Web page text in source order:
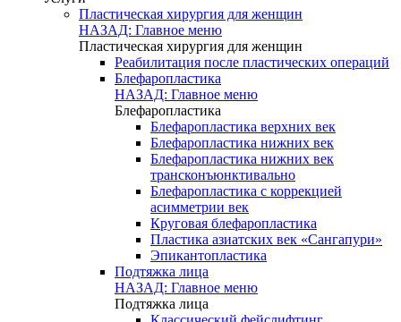
Пластическая хирургия для женщин
НАЗАД: Главное меню
Пластическая хирургия для женщин
Реабилитация после пластических операций
Блефаропластика
НАЗАД: Главное меню
Блефаропластика
Блефаропластика верхних век
Блефаропластика нижних век
Блефаропластика нижних век
трансконъюнктивально
Блефаропластика с коррекцией
асимметрии век
Круговая блефаропластика
Пластика азиатских век «Сангапури»
Эпикантопластика
Подтяжка лица
НАЗАД: Главное меню
Подтяжка лица